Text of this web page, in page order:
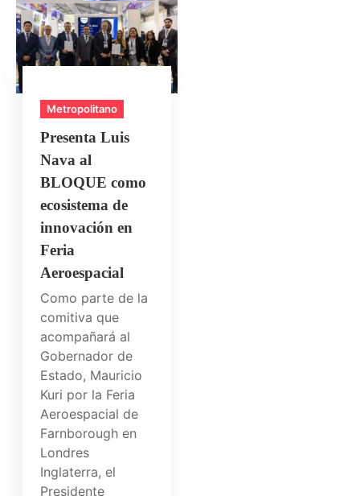
Metropolitano
Presenta Luis
Nava al
BLOQUE como
ecosistema de
innovación en
Feria
Aeroespacial
Como parte de la
comitiva que
acompañará al
Gobernador de
Estado, Mauricio
Kuri por la Feria
Aeroespacial de
Farnborough en
Londres
Inglaterra, el
Presidente